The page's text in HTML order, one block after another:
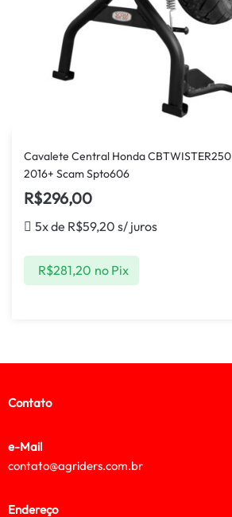
Cavalete Central Honda CBTWISTER250
2016+ Scam Spto606
R$296,00
5x de R$59,20 s/ juros
R$281,20 no Pix
Contato
e-Mail
contato@agriders.com.br
Endereço